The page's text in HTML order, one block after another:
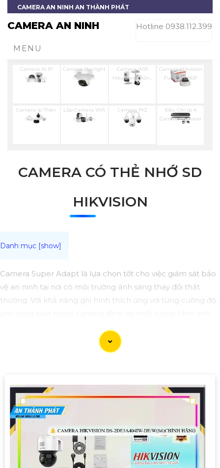
CAMERA AN NINH AN THÀNH PHÁT
CAMERA AN NINH Hotline 0938.112.399
MENU
Camera AI IP
Hikvision
Camera Starlight
Hikvision
Camera Wifi
Hikvision Chống
Trộm
Camera Hikvision
Full Hd 1080P
Camera Ip Thân
Hikvision
Lắp Camera Wifi
Hikvision
Camera PtZ
Vantech
Đầu Ghi Ip 4
Camera Kbvision
CAMERA CÓ THẺ NHỚ SD
HIKVISION
Camera Super Adapt là lựa chọn tốt cho việc giám sát bảo
vệ an ninh tại nơi có môi trường ánh sáng thay đổi thất
thường. Với khả năng ghi hình thích ứng với từng cường độ